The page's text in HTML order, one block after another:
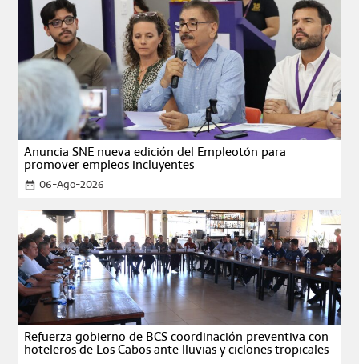
Anuncia SNE nueva edición del Empleotón para
promover empleos incluyentes
date_range 06-Ago-2026
Refuerza gobierno de BCS coordinación preventiva con
hoteleros de Los Cabos ante lluvias y ciclones tropicales